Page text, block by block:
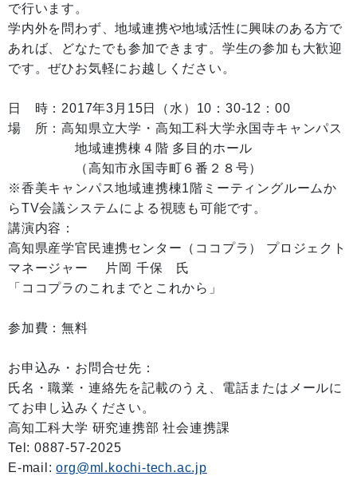
で行います。
学内外を問わず、地域連携や地域活性に興味のある方で
あれば、どなたでも参加できます。学生の参加も大歓迎
です。ぜひお気軽にお越しください。
日 時：2017年3月15日（水）10：30-12：00
場 所：高知県立大学・高知工科大学永国寺キャンパス
地域連携棟４階 多目的ホール
（高知市永国寺町６番２８号）
※香美キャンパス地域連携棟1階ミーティングルームか
らTV会議システムによる視聴も可能です。
講演内容：
高知県産学官民連携センター（ココプラ） プロジェクト
マネージャー 片岡 千保 氏
「ココプラのこれまでとこれから」
参加費：無料
お申込み・お問合せ先：
氏名・職業・連絡先を記載のうえ、電話またはメールに
てお申し込みください。
高知工科大学 研究連携部 社会連携課
Tel: 0887-57-2025
E-mail:org@ml.kochi-tech.ac.jp